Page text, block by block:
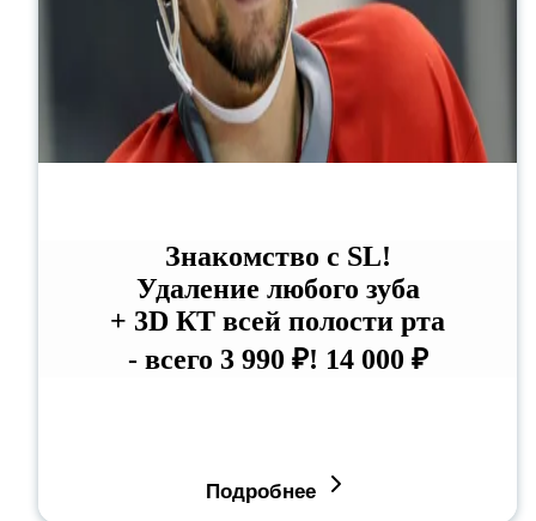
Знакомство с SL!
Удаление любого зуба
+ 3D КТ всей полости рта
- всего 3 990 ₽! 14 000 ₽
Подробнее